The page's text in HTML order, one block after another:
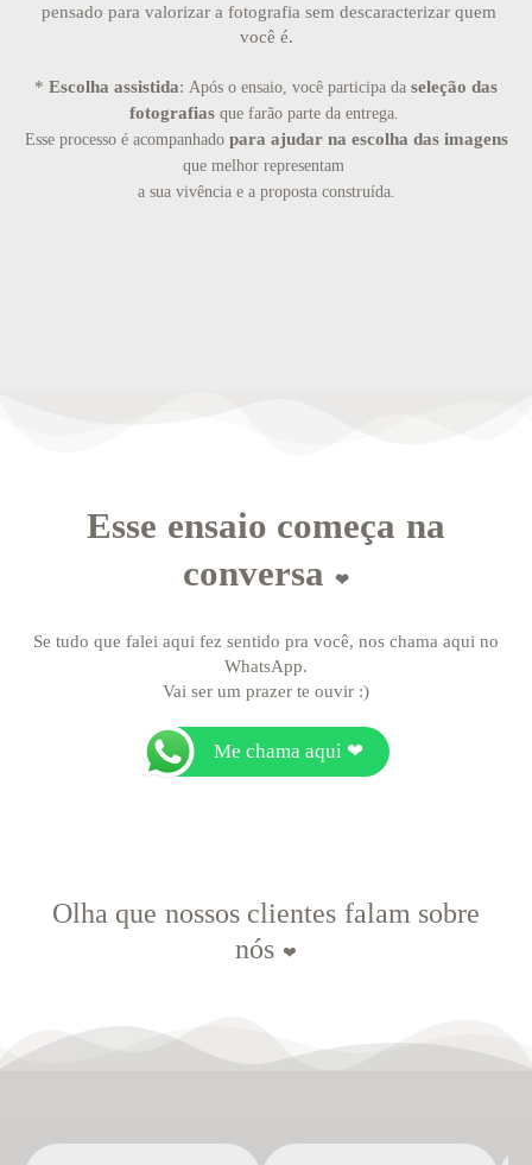
pensado para valorizar a fotografia sem descaracterizar quem
você é.
* Escolha assistida: Após o ensaio, você participa da seleção das
fotografiasque farão parte da entrega.
Esse processo é acompanhado para ajudar na escolha das imagens
que melhor representam
a sua vivência e a proposta construída.
Esse ensaio começa na
conversa
❤
Se tudo que falei aqui fez sentido pra você, nos chama aqui no
WhatsApp.
Vai ser um prazer te ouvir :)
Me chama aqui ❤
Olha que nossos clientes falam sobre
nós ❤